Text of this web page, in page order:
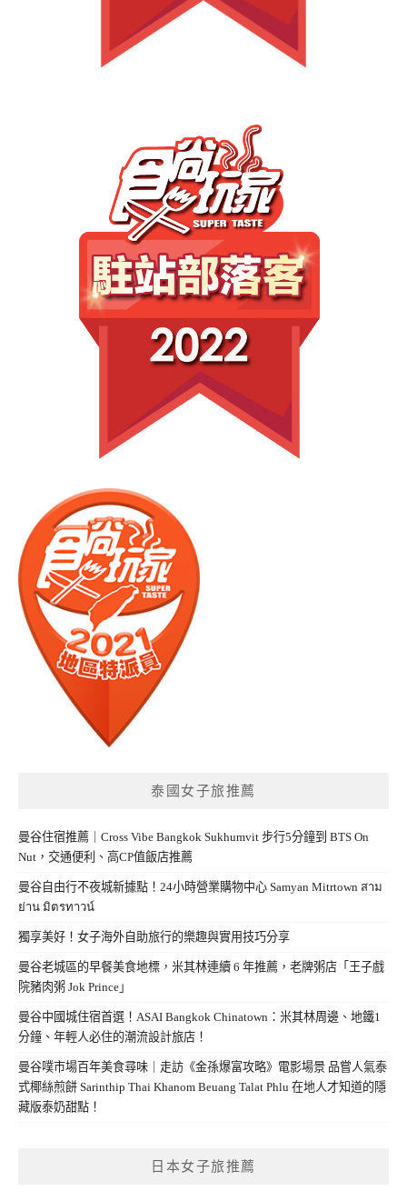
泰國女子旅推薦
曼谷住宿推薦｜Cross Vibe Bangkok Sukhumvit 步行5分鐘到 BTS On
Nut，交通便利、高CP值飯店推薦
曼谷自由行不夜城新據點！24小時營業購物中心 Samyan Mitrtown สาม
ย่าน มิตรทาวน์
獨享美好！女子海外自助旅行的樂趣與實用技巧分享
曼谷老城區的早餐美食地標，米其林連續 6 年推薦，老牌粥店「王子戲
院豬肉粥 Jok Prince」
曼谷中國城住宿首選！ASAI Bangkok Chinatown：米其林周邊、地鐵1
分鐘、年輕人必住的潮流設計旅店！
曼谷噗市場百年美食尋味｜走訪《金孫爆富攻略》電影場景 品嘗人氣泰
式椰絲煎餅 Sarinthip Thai Khanom Beuang Talat Phlu 在地人才知道的隱
藏版泰奶甜點！
日本女子旅推薦